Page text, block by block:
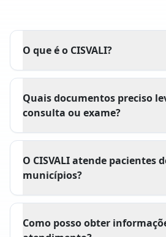
O que é o CISVALI?
Quais documentos preciso
consulta ou exame?
O CISVALI atende pacientes
municípios?
Como posso obter